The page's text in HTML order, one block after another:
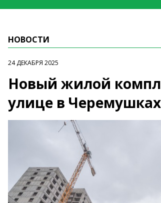
НОВОСТИ
24 ДЕКАБРЯ 2025
Новый жилой
улице в Черемушках